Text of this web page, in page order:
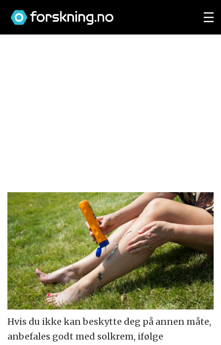
Hvis du ikke kan beskytte deg på annen måte,
anbefales godt med solkrem, ifølge